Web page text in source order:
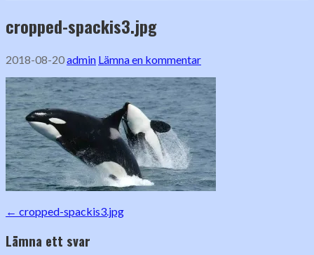
cropped-spackis3.jpg
2018-08-20admin Lämna en kommentar
Inläggsnavigering
← cropped-spackis3.jpg
Lämna ett svar